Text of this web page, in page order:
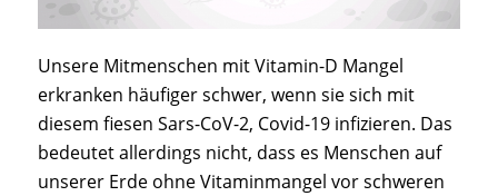
Unsere Mitmenschen mit Vitamin-D Mangel
erkranken häufiger schwer, wenn sie sich mit
diesem fiesen Sars-CoV-2, Covid-19 infizieren. Das
bedeutet allerdings nicht, dass es Menschen auf
unserer Erde ohne Vitaminmangel vor schweren